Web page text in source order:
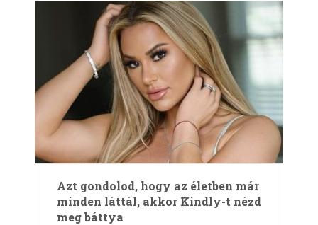
Azt gondolod, hogy az életben már
minden láttál, akkor Kindly-t nézd
meg báttya